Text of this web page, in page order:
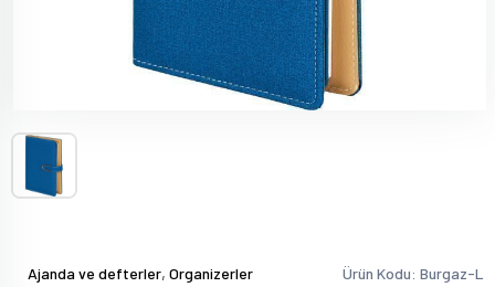
Ajanda ve defterler, Organizerler Ürün Kodu: Burgaz-L